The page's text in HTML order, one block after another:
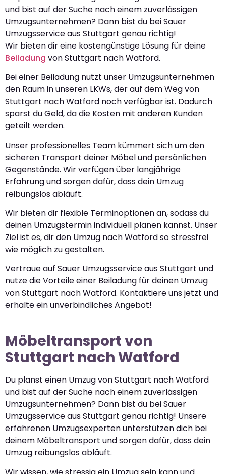
und bist auf der Suche nach einem zuverlässigen
Umzugsunternehmen? Dann bist du bei Sauer
Umzugsservice aus Stuttgart genau richtig!
Wir bieten dir eine kostengünstige Lösung für deine
Beiladung von Stuttgart nach Watford.
Bei einer Beiladung nutzt unser Umzugsunternehmen
den Raum in unseren LKWs, der auf dem Weg von
Stuttgart nach Watford noch verfügbar ist. Dadurch
sparst du Geld, da die Kosten mit anderen Kunden
geteilt werden.
Unser professionelles Team kümmert sich um den
sicheren Transport deiner Möbel und persönlichen
Gegenstände. Wir verfügen über langjährige
Erfahrung und sorgen dafür, dass dein Umzug
reibungslos abläuft.
Wir bieten dir flexible Terminoptionen an, sodass du
deinen Umzugstermin individuell planen kannst. Unser
Ziel ist es, dir den Umzug nach Watford so stressfrei
wie möglich zu gestalten.
Vertraue auf Sauer Umzugsservice aus Stuttgart und
nutze die Vorteile einer Beiladung für deinen Umzug
von Stuttgart nach Watford. Kontaktiere uns jetzt und
erhalte ein unverbindliches Angebot!
Möbeltransport von
Stuttgart nach Watford
Du planst einen Umzug von Stuttgart nach Watford
und bist auf der Suche nach einem zuverlässigen
Umzugsunternehmen? Dann bist du bei Sauer
Umzugsservice aus Stuttgart genau richtig! Unsere
erfahrenen Umzugsexperten unterstützen dich bei
deinem Möbeltransport und sorgen dafür, dass dein
Umzug reibungslos abläuft.